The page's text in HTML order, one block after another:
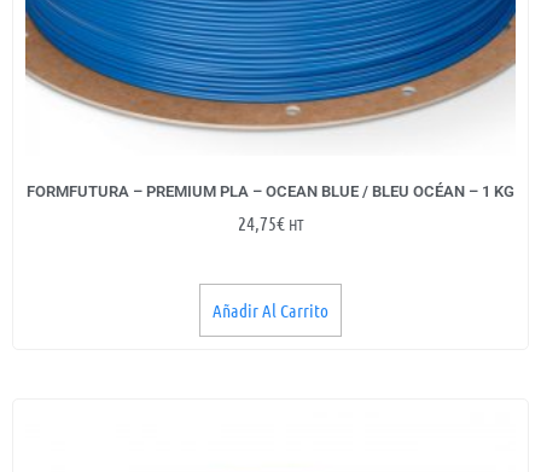
FORMFUTURA – PREMIUM PLA – OCEAN BLUE / BLEU OCÉAN – 1 KG
24,75€ HT
Añadir Al Carrito